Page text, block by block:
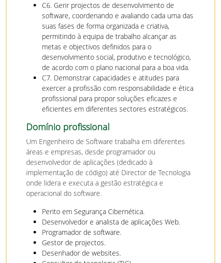
C6. Gerir projectos de desenvolvimento de
software, coordenando e avaliando cada uma das
suas fases de forma organizada e criativa,
permitindo à equipa de trabalho alcançar as
metas e objectivos definidos para o
desenvolvimento social, produtivo e tecnológico,
de acordo com o plano nacional para a boa vida.
C7. Demonstrar capacidades e atitudes para
exercer a profissão com responsabilidade e ética
profissional para propor soluções eficazes e
eficientes em diferentes sectores estratégicos.
Domínio profissional
Um Engenheiro de Software trabalha em diferentes
áreas e empresas, desde programador ou
desenvolvedor de aplicações (dedicado à
implementação de código) até Director de Tecnologia
onde lidera e executa a gestão estratégica e
operacional do software.
Perito em Segurança Cibernética.
Desenvolvedor e analista de aplicações Web.
Programador de software.
Gestor de projectos.
Desenhador de websites.